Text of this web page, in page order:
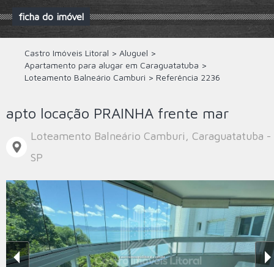
ficha do imóvel
Castro Imóveis Litoral > Aluguel >
Apartamento para alugar em Caraguatatuba >
Loteamento Balneário Camburi > Referência 2236
apto locação PRAINHA frente mar
Loteamento Balneário Camburi, Caraguatatuba -
SP